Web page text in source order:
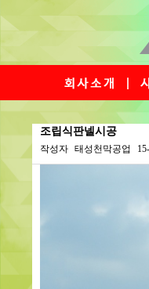
조립식판넬시공
작성자 태성천막공업